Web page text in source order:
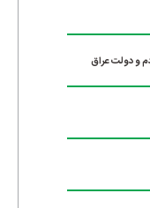
و دولت عراق